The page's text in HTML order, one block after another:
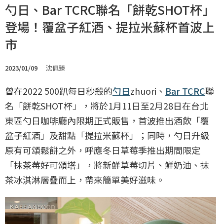
勺日、Bar TCRC聯名「餅乾SHOT杯」
登場！覆盆子紅酒、提拉米蘇杯首波上
市
2023/01/09 沈佩臻
曾在2022 500趴每日秒殺的勺日zhuori、 Bar TCRC聯
名「餅乾SHOT杯」，將於1月11日至2月28日在台北
東區勺日咖啡廳內限期正式販售，首波推出酒飲「覆
盆子紅酒」及甜點「提拉米蘇杯」；同時，勺日升級
原有可頌鬆餅之外，呼應冬日草莓季推出期間限定
「抹茶莓好可頌塔」，將新鮮草莓切片、鮮奶油、抹
茶冰淇淋層疊而上，帶來簡單美好滋味。